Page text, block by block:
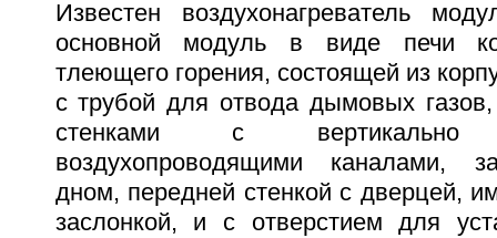
Известен воздухонагреватель
основной модуль в виде печи
тлеющего горения, состоящей из
с трубой для отвода дымовых
стенками с вертикально
воздухопроводящими каналами,
дном, передней стенкой с дверцей,
заслонкой, и с отверстием для